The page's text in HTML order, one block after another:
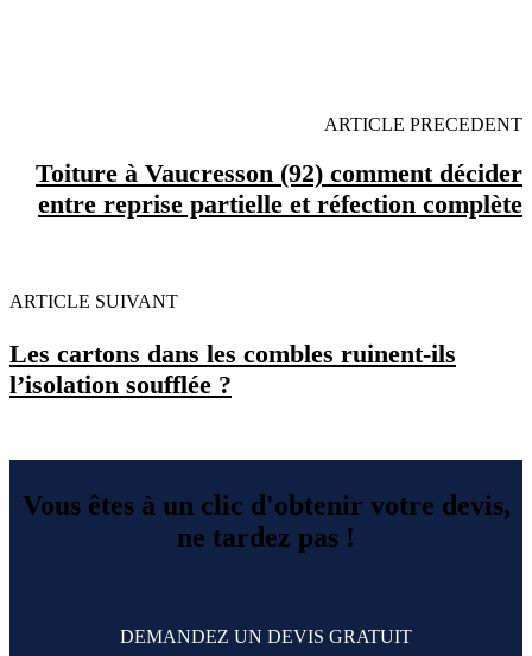
ARTICLE PRECEDENT
Toiture à Vaucresson (92) comment décider
entre reprise partielle et réfection complète
ARTICLE SUIVANT
Les cartons dans les combles ruinent-ils
l’isolation soufflée ?
Vous êtes à un clic d'obtenir votre devis,
ne tardez pas !
DEMANDEZ UN DEVIS GRATUIT